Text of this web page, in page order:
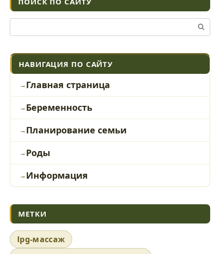
Поиск:
НАВИГАЦИЯ ПО САЙТУ
Главная страница
Беременность
Планирование семьи
Роды
Информация
МЕТКИ
lpg-массаж